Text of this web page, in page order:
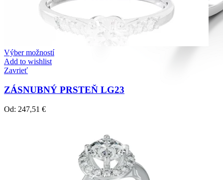
Zásnubné prstne z kolekcie Diamonds line.
Výber možností
Add to wishlist
Zavrieť
ZÁSNUBNÝ PRSTEŇ LG23
Od: 247,51 €